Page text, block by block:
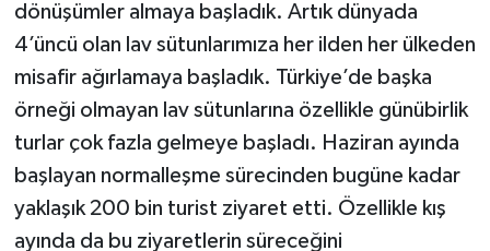
dönüşümler almaya başladık. Artık dünyada
4’üncü olan lav sütunlarımıza her ilden her ülkeden
misafir ağırlamaya başladık. Türkiye’de başka
örneği olmayan lav sütunlarına özellikle günübirlik
turlar çok fazla gelmeye başladı. Haziran ayında
başlayan normalleşme sürecinden bugüne kadar
yaklaşık 200 bin turist ziyaret etti. Özellikle kış
ayında da bu ziyaretlerin süreceğini